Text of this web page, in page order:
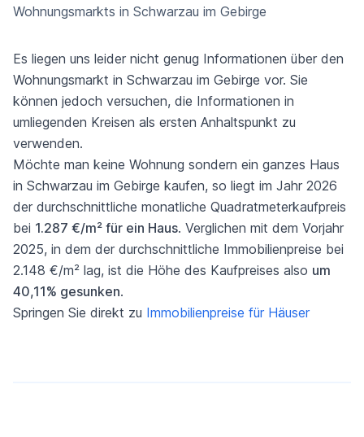
Wohnungsmarkts in Schwarzau im Gebirge
Es liegen uns leider nicht genug Informationen über den
Wohnungsmarkt in Schwarzau im Gebirge vor. Sie
können jedoch versuchen, die Informationen in
umliegenden Kreisen als ersten Anhaltspunkt zu
verwenden.
Möchte man keine Wohnung sondern ein ganzes Haus
in Schwarzau im Gebirge kaufen, so liegt im Jahr 2026
der durchschnittliche monatliche Quadratmeterkaufpreis
bei 1.287 €/m² für ein Haus. Verglichen mit dem Vorjahr
2025, in dem der durchschnittliche Immobilienpreise bei
2.148 €/m² lag, ist die Höhe des Kaufpreises also um
40,11% gesunken.
Springen Sie direkt zu Immobilienpreise für Häuser